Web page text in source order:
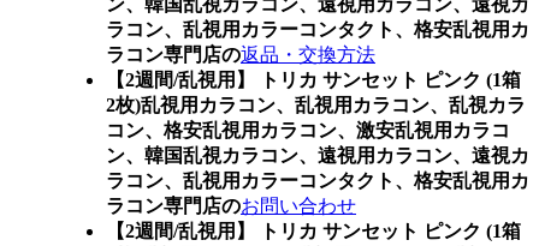
ン、韓国乱視カラコン、遠視用カラコン、遠視カ
ラコン、乱視用カラーコンタクト、格安乱視用カ
ラコン専門店の返品・交換方法
【2週間/乱視用】 トリカ サンセット ピンク (1箱
2枚)乱視用カラコン、 乱視用カラコン、乱視カラ
コン、格安乱視用カラコン、激安乱視用カラコ
ン、韓国乱視カラコン、遠視用カラコン、遠視カ
ラコン、乱視用カラーコンタクト、格安乱視用カ
ラコン専門店のお問い合わせ
【2週間/乱視用】 トリカ サンセット ピンク (1箱